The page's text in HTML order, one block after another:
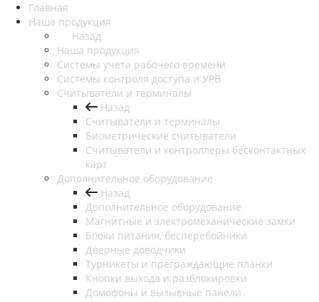
Главная
Наша продукция
Назад
Наша продукция
Cистемы учета рабочего времени
Системы контроля доступа и УРВ
Считыватели и терминалы
Назад
Считыватели и терминалы
Биометрические считыватели
Считыватели и контроллеры бесконтактных
карт
Дополнительное оборудование
Назад
Дополнительное оборудование
Магнитные и электромеханические замки
Блоки питания, бесперебойники
Дверные доводчики
Турникеты и преграждающие планки
Кнопки выхода и разблокировки
Домофоны и вызывные панели